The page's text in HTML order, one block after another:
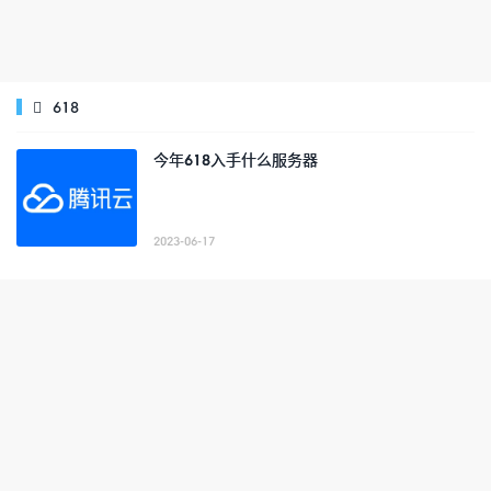
 618
今年618入手什么服务器
2023-06-17